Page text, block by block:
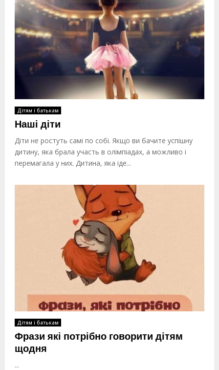
Дітям і батькам
Наші діти
Діти не ростуть самі по собі. Якщо ви бачите успішну
дитину, яка брала участь в олімпіадах, а можливо і
перемагала у них. Дитина, яка іде...
Дітям і батькам
Фрази які потрібно говорити дітям
щодня
...